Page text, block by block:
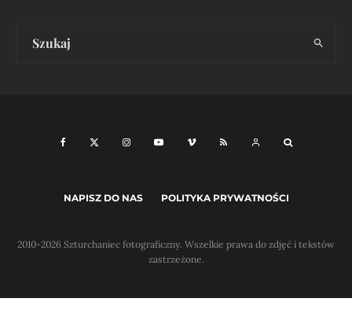
NAPISZ DO NAS POLITYKA PRYWATNOŚCI
2010-2026 Szturchaniec fotograficzny. Wszelkie prawa do zdjęć i tekstów
zastrzeżone.